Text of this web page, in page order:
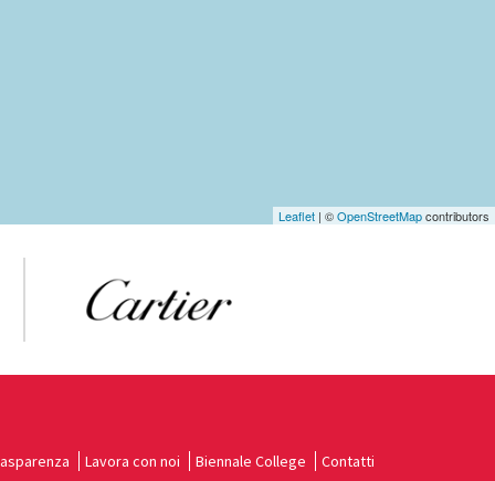
Leaflet | ©OpenStreetMapcontributors
Lavora con noi Biennale College Contatti